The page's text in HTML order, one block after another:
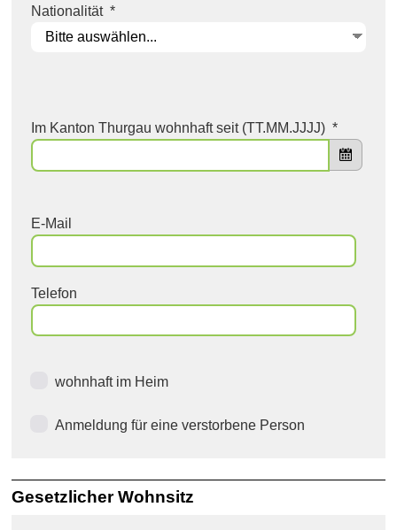
Nationalität *
Im Kanton Thurgau wohnhaft seit (TT.MM.JJJJ) *
E-Mail
Telefon
wohnhaft im Heim
Anmeldung für eine verstorbene Person
Gesetzlicher Wohnsitz